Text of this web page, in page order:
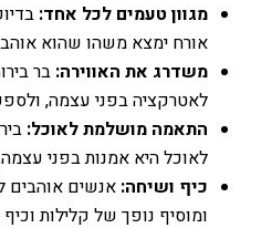
מגוון טעמים לכל אחד:
אורח ימצא משהו שהוא אוהב
משדרג את האווירה: בר
לאטרקציה בפני עצמה,
התאמה מושלמת לאוכל:
לאוכל היא אמנות בפני
כיף ושיחה: אנשים אוהבים
ומוסיף נופך של קלילות וכיף